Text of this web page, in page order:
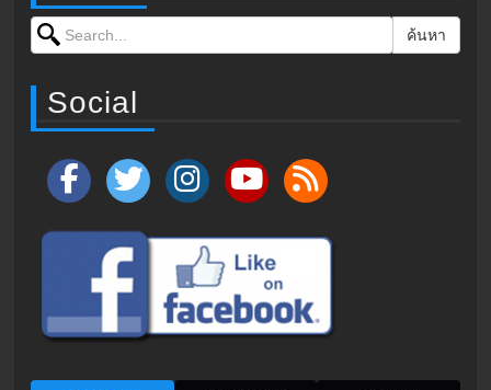
Search for: ค้นหา
Social